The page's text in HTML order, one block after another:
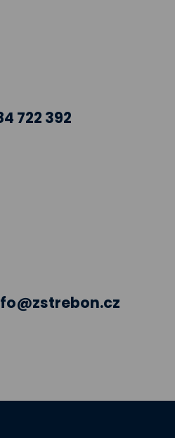
722 392